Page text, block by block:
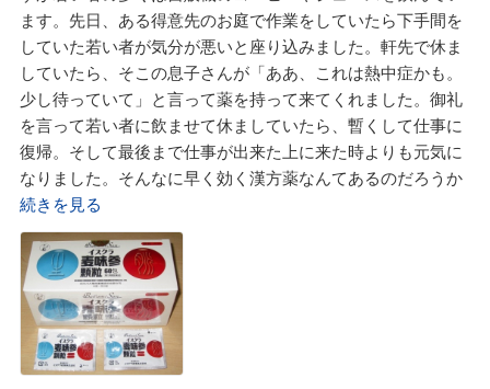
粒』と一緒に、すみれ漢方施薬院薬局さんから県外の娘に送
って戴いています。
今回、私も腸管デトックス(解毒)にも役立つ葉緑素と食物繊
維が他の成分といっしょになっているバイオリンク粒を飲み
はじめました。
水蛭(ヒル)エキスは粒ですが、やっぱり水蛭(ヒル)と聞いて少
し不安でしたが1回に2粒でいいのと味や匂いに不快感がない
ので婦宝当帰膠の「お湯割り」で飲みました。
当初の効き目は身体が温まる以外には感じませんでしたが最
近になって首回りと頬のシミが薄くなっているのにビック
リ。
主人からも「綺麗になったね」と言われ夏休みで帰省した娘
からは「シミ、どうしたの」と聞かれました。
高い高いた美白クリームをネットで買っていたけれど効果は
感じられませんでした。
になれたので迷わず佐藤先生から「バイオリンク粒」を息子
に送って戴きました。佐藤先生の奥様から個人で息子さんに
荷物を送ったら高いから、バイオリンク粒を送るときに息子
さんへ送るモノがあれけばウチから一緒に送ってあげますよ
と言われました。お言葉に甘えて「バイオリンク粒」を送っ
て戴くときに自家製の漬物とかソーメンなどを一緒に送って
戴いています。夏バテで動けないときには救急箱に「夏バ
テ」と書かれていた漢方薬を送っていた「 バイオリンク503
ドリンク」で飲んだら次の日は元気に大学へ行けたとのこ
と。息子は困ったら佐藤先生にメールを送っているようで
す。息子は佐藤先生の言われることは真面目に護っているよ
うです。前回、様子を見に行ったら台所に積み上げられてい
たカフェイン入りの栄養ドリンクとかエナジードリンク、清
涼飲料水は全くなくて麦茶のパックが捨てられていました。
息子に聞いたら「佐藤先生がノドが渇いたら茶、それも合成
ます。先日、ある得意先のお庭で作業をしていたら下手間を
していた若い者が気分が悪いと座り込みました。軒先で休ま
していたら、そこの息子さんが「ああ、これは熱中症かも。
少し待っていて」と言って薬を持って来てくれました。御礼
を言って若い者に飲ませて休ましていたら、暫くして仕事に
復帰。そして最後まで仕事が出来た上に来た時よりも元気に
なりました。そんなに早く効く漢方薬なんてあるのだろうか
と思い息子さんに薬の事を尋ねたら、その息子さんは大学で
ラクビーをしているのだがスタミナ不足で困った時、祖母の
方が「処方せん」を持って行っていて調剤してもらいながら
早く元気になるために、その薬局で奨められた漢方薬を飲ん
でだら調子がよくなり今では病院の薬が1つ飲まなくてよく
なったとか。その薬局が、市役所横にある「すみれ漢方施薬
院薬局」さんとか。そこで紹介され飲んだ漢方薬が今回戴い
続きを見る